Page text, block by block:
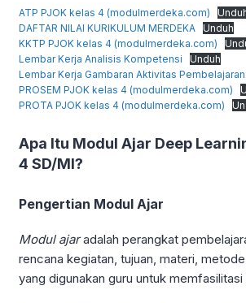
ATP PJOK kelas 4 (modulmerdeka.com)
DAFTAR NILAI KURIKULUM MERDEKA
Unduh
KKTP PJOK kelas 4 (modulmerdeka.com)
Lembar Kerja Analisis Kompetensi
Unduh
Lembar Kerja Gambaran Aktivitas Pembelajaran
PROSEM PJOK kelas 4 (modulmerdeka.com)
PROTA PJOK kelas 4 (modulmerdeka.com)
Apa Itu Modul Ajar Deep
4 SD/MI?
Pengertian Modul Ajar
Modul ajaradalah perangkat
rencana kegiatan, tujuan, materi,
yang digunakan guru untuk memfasilitasi